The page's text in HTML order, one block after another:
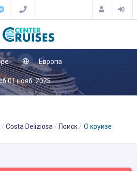
Европа
01 нояб. 2025
Costa Deliziosa Поиск О круизе